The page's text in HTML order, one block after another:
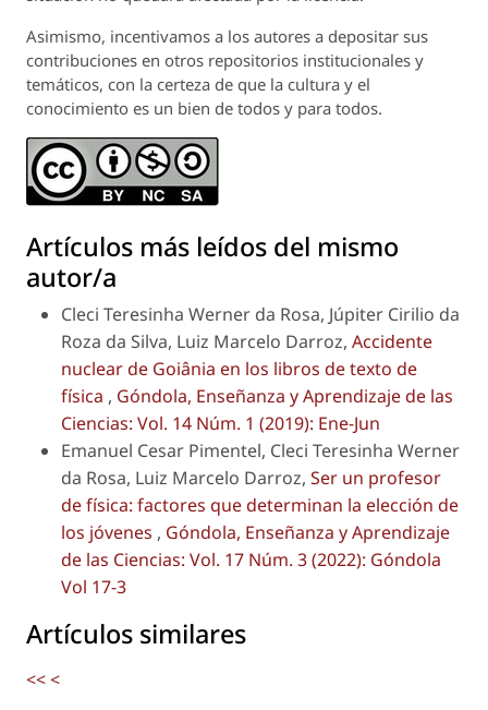
Asimismo, incentivamos a los autores a depositar sus
contribuciones en otros repositorios institucionales y
temáticos, con la certeza de que la cultura y el
conocimiento es un bien de todos y para todos.
Artículos más leídos del mismo
autor/a
Cleci Teresinha Werner da Rosa, Júpiter Cirilio da
Roza da Silva, Luiz Marcelo Darroz, Accidente
nuclear de Goiânia en los libros de texto de
física , Góndola, Enseñanza y Aprendizaje de las
Ciencias: Vol. 14 Núm. 1 (2019): Ene-Jun
Emanuel Cesar Pimentel, Cleci Teresinha Werner
da Rosa, Luiz Marcelo Darroz, Ser un profesor
de física: factores que determinan la elección de
los jóvenes , Góndola, Enseñanza y Aprendizaje
de las Ciencias: Vol. 17 Núm. 3 (2022): Góndola
Vol 17-3
Artículos similares
<<<